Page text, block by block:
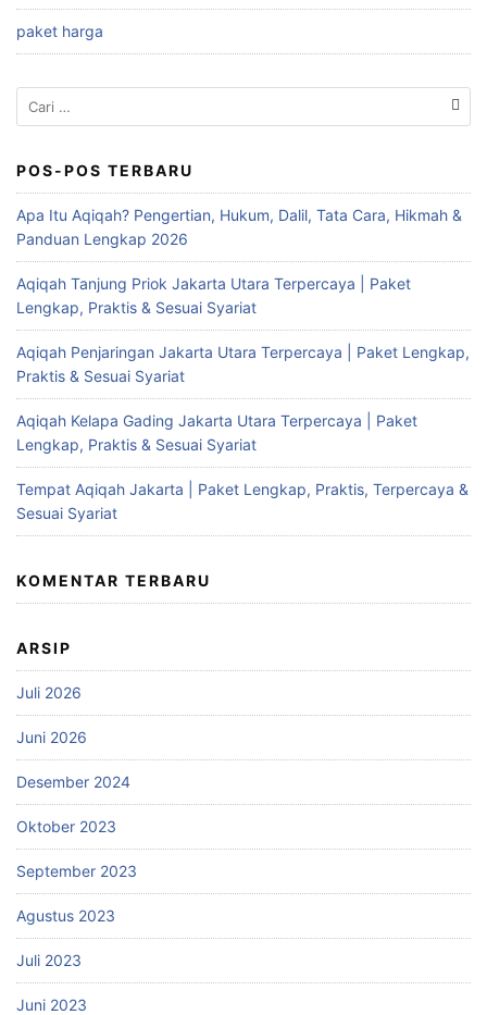
paket harga
Cari
untuk:
POS-POS TERBARU
Apa Itu Aqiqah? Pengertian, Hukum, Dalil, Tata Cara, Hikmah &
Panduan Lengkap 2026
Aqiqah Tanjung Priok Jakarta Utara Terpercaya | Paket
Lengkap, Praktis & Sesuai Syariat
Aqiqah Penjaringan Jakarta Utara Terpercaya | Paket Lengkap,
Praktis & Sesuai Syariat
Aqiqah Kelapa Gading Jakarta Utara Terpercaya | Paket
Lengkap, Praktis & Sesuai Syariat
Tempat Aqiqah Jakarta | Paket Lengkap, Praktis, Terpercaya &
Sesuai Syariat
KOMENTAR TERBARU
ARSIP
Juli 2026
Juni 2026
Desember 2024
Oktober 2023
September 2023
Agustus 2023
Juli 2023
Juni 2023